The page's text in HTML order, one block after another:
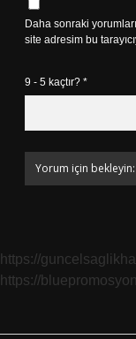
Daha sonraki
site adresim bu
9 - 5 kaçtır? *
https://
https://